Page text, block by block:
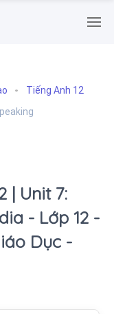
Tiếng Anh 12
| Unit 7:
- Lớp 12 -
Dục -